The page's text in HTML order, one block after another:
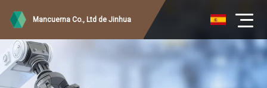
Mancuerna Co., Ltd de Jinhua